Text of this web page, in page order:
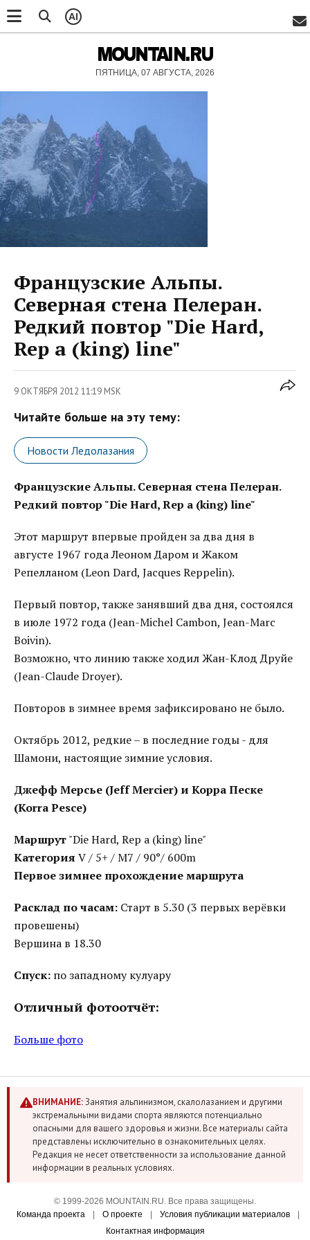
AI
MOUNTAIN.RU
ПЯТНИЦА, 07 АВГУСТА, 2026
Французские Альпы.
Северная стена Пелеран.
Редкий повтор "Die Hard,
Rep a (king) line"
9 ОКТЯБРЯ 2012 11:19 MSK
Читайте больше на эту тему:
Новости Ледолазания
Французские Альпы. Северная стена Пелеран.
Редкий повтор "Die Hard, Rep a (king) line"
Этот маршрут впервые пройден за два дня в
августе 1967 года Леоном Даром и Жаком
Репелланом (Lеon Dard, Jacques Reppelin).
Первый повтор, также занявший два дня, состоялся
в июле 1972 года (Jean-Michel Cambon, Jean-Marc
Boivin).
Возможно, что линию также ходил Жан-Клод Друйе
(Jean-Claude Droyer).
Повторов в зимнее время зафиксировано не было.
Октябрь 2012, редкие – в последние годы - для
Шамони, настоящие зимние условия.
Джефф Мерсье (Jeff Mercier) и Корра Песке
(Korra Pesce)
Маршрут"Die Hard, Rep a (king) line"
Категория V / 5+ / M7 / 90°/ 600m
Первое зимнее прохождение маршрута
Расклад по часам: Старт в 5.30 (3 первых верёвки
провешены)
Вершина в 18.30
Спуск: по западному кулуару
Отличный фотоотчёт:
Больше фото
ВНИМАНИЕ:Занятия альпинизмом, скалолазанием и другими
экстремальными видами спорта являются потенциально
опасными для вашего здоровья и жизни. Все материалы сайта
представлены исключительно в ознакомительных целях.
Редакция не несет ответственности за использование данной
информации в реальных условиях.
© 1999-2026 MOUNTAIN.RU. Все права защищены.
Команда проекта
О проекте Условия публикации материалов
Контактная информация